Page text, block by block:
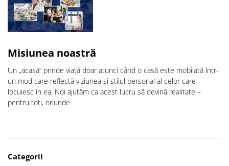
Misiunea noastră
Un „acasă” prinde viață doar atunci când o casă este mobilată într-
un mod care reflectă viziunea și stilul personal al celor care
locuiesc în ea. Noi ajutăm ca acest lucru să devină realitate –
pentru toți, oriunde.
Categorii